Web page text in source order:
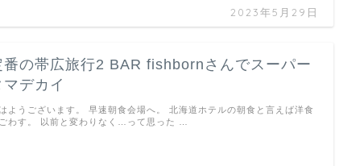
2023年5月29日
番の帯広旅行2 BAR fishbornさんでスーパー
マデカイ
ようございます。 早速朝食会場へ。 北海道ホテルの朝食と言えば洋食
わす。 以前と変わりなく…って思った …